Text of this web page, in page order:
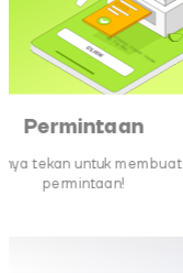
Permintaan
tekan untuk membuat
permintaan!